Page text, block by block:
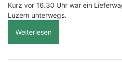
Kurz vor 16.30 Uhr war ein
Luzern unterwegs.
Weiterlesen